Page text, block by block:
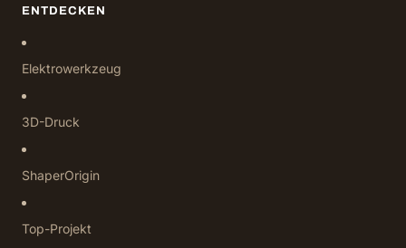
ENTDECKEN
Elektrowerkzeug
3D-Druck
ShaperOrigin
Top-Projekt